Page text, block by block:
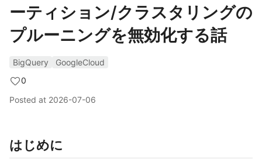
ーティション/クラスタリングの
プルーニングを無効化する話
BigQuery
GoogleCloud
0
Posted at 2026-07-06
はじめに